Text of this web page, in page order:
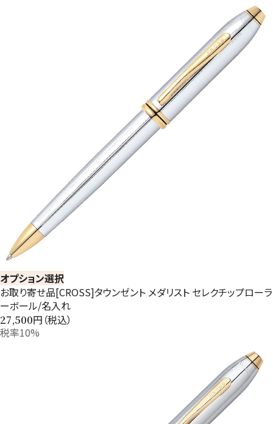
オプション選択
お取り寄せ品[CROSS]タウンゼント メダリスト セレクチップローラ
ーボール/名入れ
27,500円（税込）
税率10%